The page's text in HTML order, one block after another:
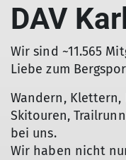
DAV
Wir sind ~11.565
Liebe zum
Wandern,
Skitouren,
bei uns.
Wir haben nicht